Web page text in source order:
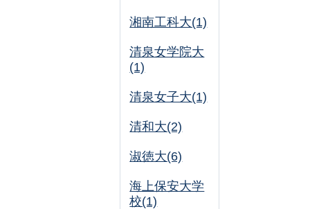
湘南工科大(1)
清泉女学院大
(1)
清泉女子大(1)
清和大(2)
淑徳大(6)
海上保安大学
校(1)